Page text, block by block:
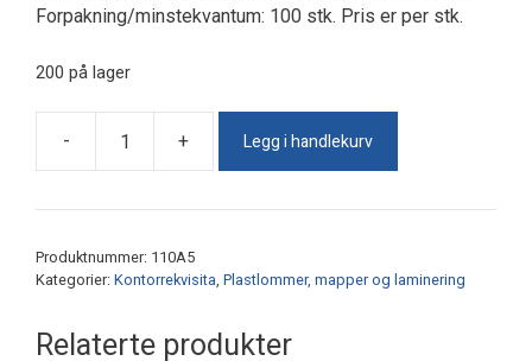
Forpakning/minstekvantum: 100 stk. Pris er per stk.
200 på lager
-
Aktomslag
antall
+ Legg i handlekurv
Produktnummer: 110A5
Kategorier: Kontorrekvisita, Plastlommer, mapper og laminering
Relaterte produkter